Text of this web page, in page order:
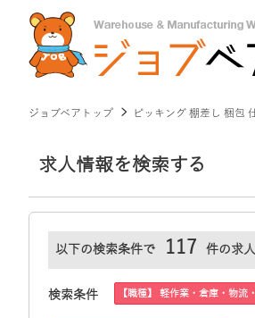
ジョブベアトップ ピッキング 棚差し 梱包
求人情報を検索する
以下の検索条件で 117 件の求
検索条件 【職種】 軽作業・倉庫・物